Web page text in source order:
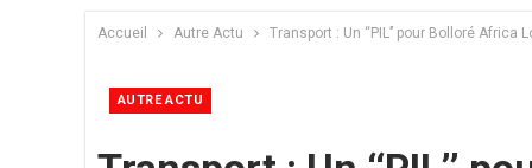
Accueil Autre Actu Transport : Un ‘‘PIL’’ pour Bolloré Africa
AUTRE ACTU